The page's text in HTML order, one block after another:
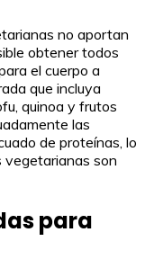
no aportan
obtener todos
el cuerpo a
que incluya
quinoa y frutos
las
de proteínas, lo
vegetarianas son
para